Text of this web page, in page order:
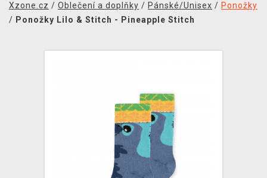
MERCHANDISE
Xzone.cz / Oblečení a doplňky / Pánské/Unisex / Ponožky
/ Ponožky Lilo & Stitch - Pineapple Stitch